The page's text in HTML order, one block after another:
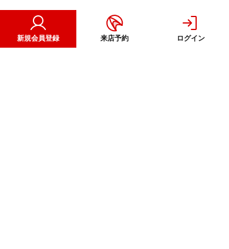
新規会員登録 来店予約 ログイン